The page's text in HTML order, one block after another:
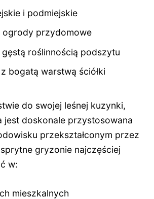
i podmiejskie
ogrody przydomowe
gęstą roślinnością podszytu
bogatą warstwą ściółki
do swojej leśnej kuzynki,
jest doskonale przystosowana
przekształconym przez
sprytne gryzonie najczęściej
w:
mieszkalnych